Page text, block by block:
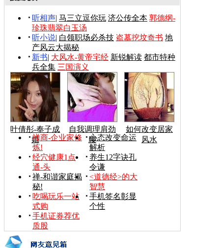
听相声| 马三立逗你玩 济公传全本 郭德纲-
珍珠翡翠白玉汤
听小说| 白领职场必杀技 盗墓挖坟奇书 地
产风云大揭秘
新书| 大风水-黄帝宅经 新锐解读 都市特种
兵全集 三国演义
叶倩彤-奉子成
婚
自我调理肩劲
腰
如何改变居家
风水
禅商-企业家修
炼!
心态改变命运
解析
经穴健康1点
通-头
养生12字诀孔
令谦
禅-和谐家庭揭
秘!
<道德经>的大
智慧
吃喝玩乐一站
式购
手机签名彰显
个性
手机证券荐优
质股